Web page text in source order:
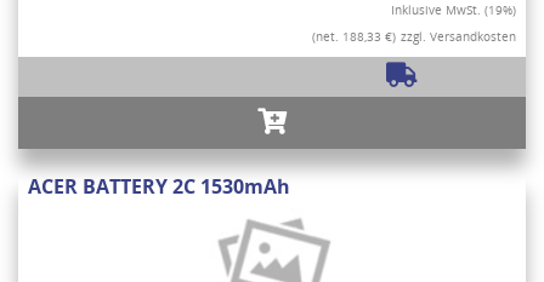
Inklusive MwSt. (19%)
(net. 188,33 €) zzgl. Versandkosten
ACER BATTERY 2C 1530mAh